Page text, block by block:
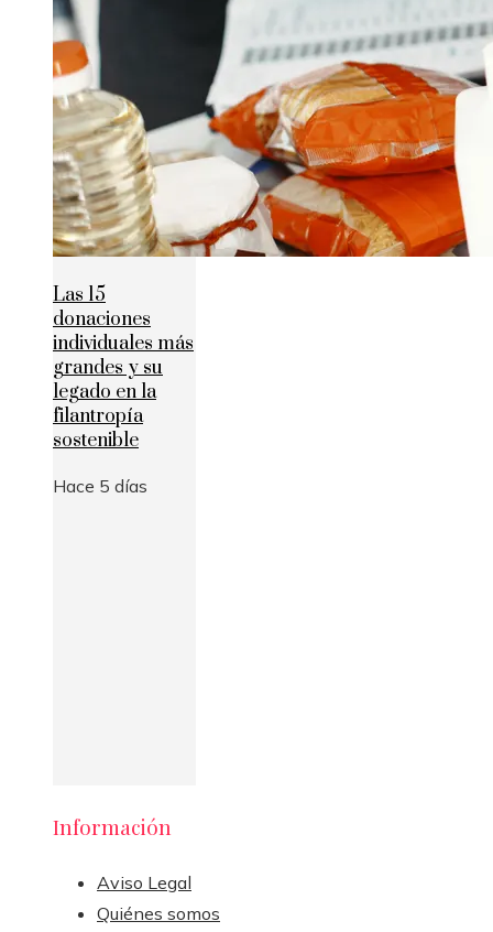
Las 15
donaciones
individuales más
grandes y su
legado en la
filantropía
sostenible
Hace 5 días
Información
Aviso Legal
Quiénes somos